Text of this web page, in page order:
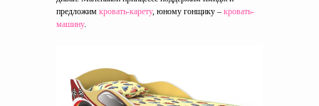
предложим кровать-карету, юному гонщику – кровать-
машину.